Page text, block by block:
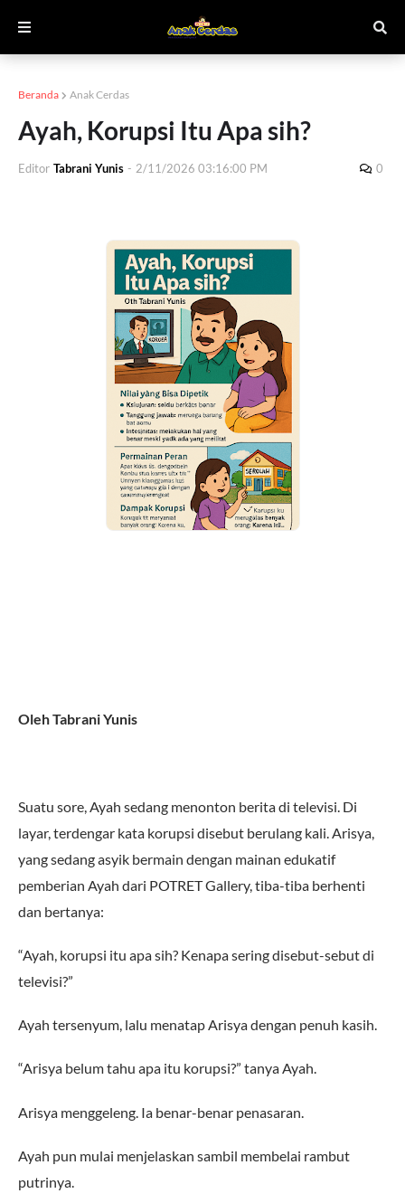
Beranda Anak Cerdas
Ayah, Korupsi Itu Apa sih?
Editor Tabrani Yunis - 2/11/2026 03:16:00 PM 0
Oleh Tabrani Yunis
Suatu sore, Ayah sedang menonton berita di televisi. Di
layar, terdengar kata korupsi disebut berulang kali. Arisya,
yang sedang asyik bermain dengan mainan edukatif
pemberian Ayah dari POTRET Gallery, tiba-tiba berhenti
dan bertanya:
“Ayah, korupsi itu apa sih? Kenapa sering disebut-sebut di
televisi?”
Ayah tersenyum, lalu menatap Arisya dengan penuh kasih.
“Arisya belum tahu apa itu korupsi?” tanya Ayah.
Arisya menggeleng. Ia benar-benar penasaran.
Ayah pun mulai menjelaskan sambil membelai rambut
putrinya.